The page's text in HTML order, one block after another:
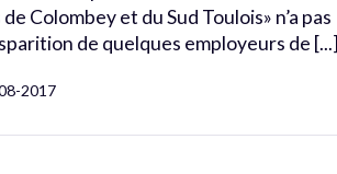
Colombey et du Sud Toulois» n’a pas
de quelques employeurs de
2017